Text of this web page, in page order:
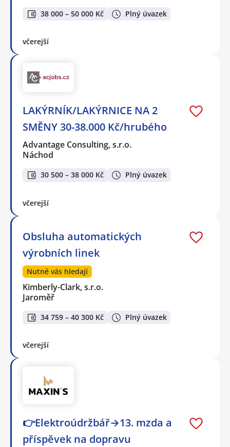
38 000 – 50 000 Kč Plný úvazek
včerejší
LAKÝRNÍK/LAKÝRNICE NA 2
SMĚNY 30-38.000 Kč/hrubého
Advantage Consulting, s.r.o.
Náchod
30 500 – 38 000 Kč Plný úvazek
včerejší
Obsluha automatických
výrobních linek
Nutně vás hledají
Kimberly-Clark, s.r.o.
Jaroměř
34 759 – 40 300 Kč Plný úvazek
včerejší
👉Elektroúdržbář→13. mzda a
příspěvek na dopravu